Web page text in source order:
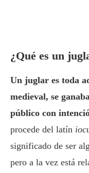
¿Qué es un
Un juglar es toda
medieval, se
público con
procede del latín
significado de ser
pero a la vez está